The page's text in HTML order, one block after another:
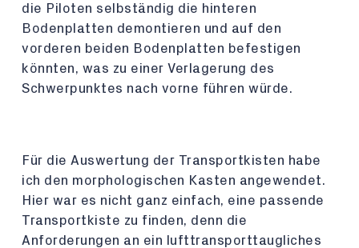
die Piloten selbständig die hinteren
Bodenplatten demontieren und auf den
vorderen beiden Bodenplatten befestigen
könnten, was zu einer Verlagerung des
Schwerpunktes nach vorne führen würde.
Für die Auswertung der Transportkisten habe
ich den morphologischen Kasten angewendet.
Hier war es nicht ganz einfach, eine passende
Transportkiste zu finden, denn die
Anforderungen an ein lufttransporttaugliches